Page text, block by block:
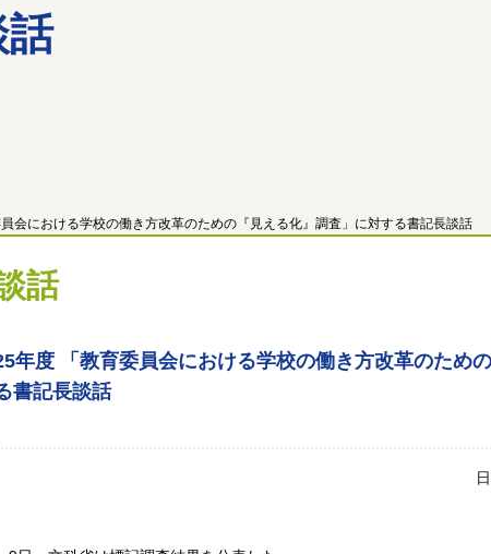
話
会における学校の働き方改革のための『見える化』調査」に対する書記長談話
話
年度 「教育委員会における学校の働き方改革のため
書記長談話